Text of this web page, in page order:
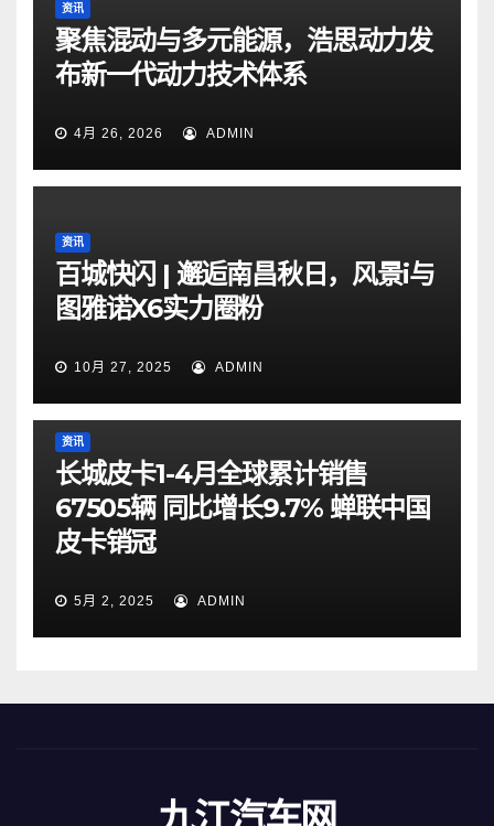
资讯
聚焦混动与多元能源，浩思动力发
布新一代动力技术体系
4月 26, 2026 ADMIN
资讯
百城快闪 | 邂逅南昌秋日，风景i与
图雅诺X6实力圈粉
10月 27, 2025 ADMIN
资讯
长城皮卡1-4月全球累计销售
67505辆 同比增长9.7% 蝉联中国
皮卡销冠
5月 2, 2025 ADMIN